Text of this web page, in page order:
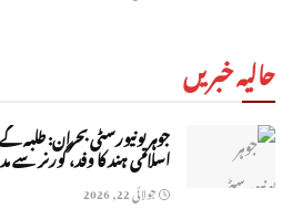
حالیہ خبریں
جوہر یونیورسٹی بحران:
اسلامی ہند کا وفد، گورنر
جولائی 22, 2026